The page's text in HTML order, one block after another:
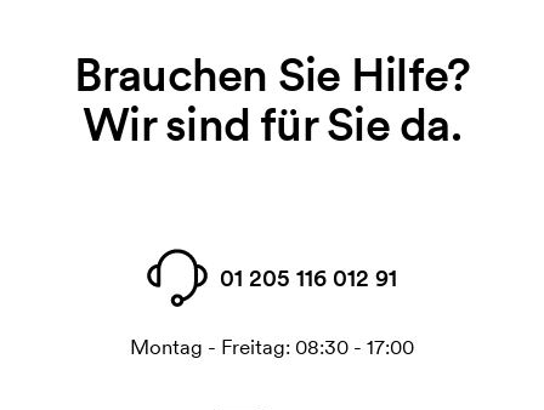
Brauchen Sie Hilfe?
Wir sind für Sie da.
01 205 116 012 91
Montag - Freitag: 08:30 - 17:00